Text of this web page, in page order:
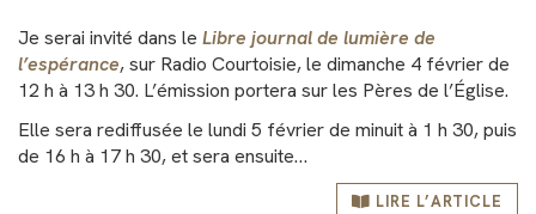
Je serai invité dans le Libre journal de lumière de
l’espérance, sur Radio Courtoisie, le dimanche 4 février de
12 h à 13 h 30. L’émission portera sur les Pères de l’Église.
Elle sera rediffusée le lundi 5 février de minuit à 1 h 30, puis
de 16 h à 17 h 30, et sera ensuite…
LIRE L’ARTICLE